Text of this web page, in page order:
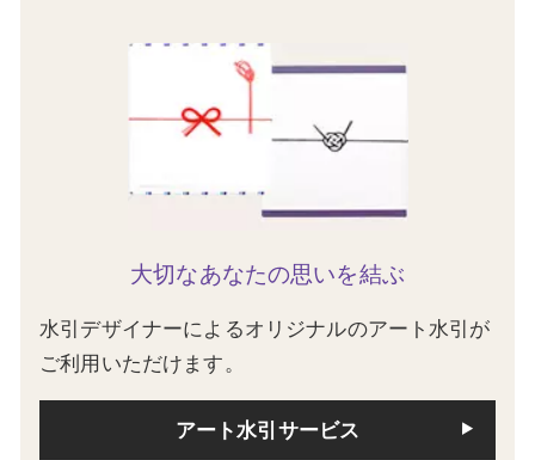
大切なあなたの思いを結ぶ
水引デザイナーによるオリジナルのアート水引が
ご利用いただけます。
アート水引サービス